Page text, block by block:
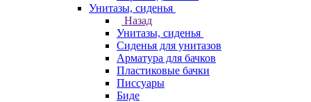
Унитазы, сиденья
Назад
Унитазы, сиденья
Сиденья для унитазов
Арматура для бачков
Пластиковые бачки
Писсуары
Биде